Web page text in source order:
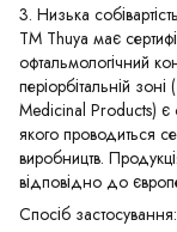
3. Низька
ТМ Thuya має
офтальмологічний
періорбітальній
Medicinal Products) є
якого проводиться
виробництв.
відповідно до
Спосіб застосування: